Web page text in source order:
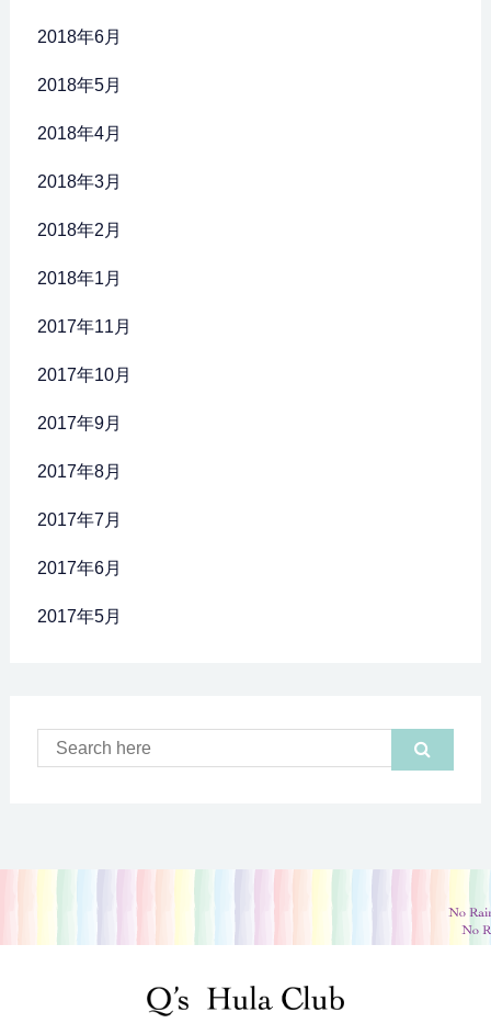
2018年6月
2018年5月
2018年4月
2018年3月
2018年2月
2018年1月
2017年11月
2017年10月
2017年9月
2017年8月
2017年7月
2017年6月
2017年5月